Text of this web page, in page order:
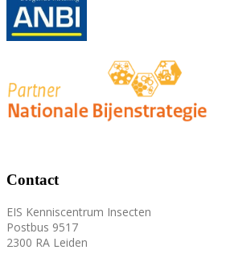
Contact
EIS Kenniscentrum Insecten
Postbus 9517
2300 RA Leiden